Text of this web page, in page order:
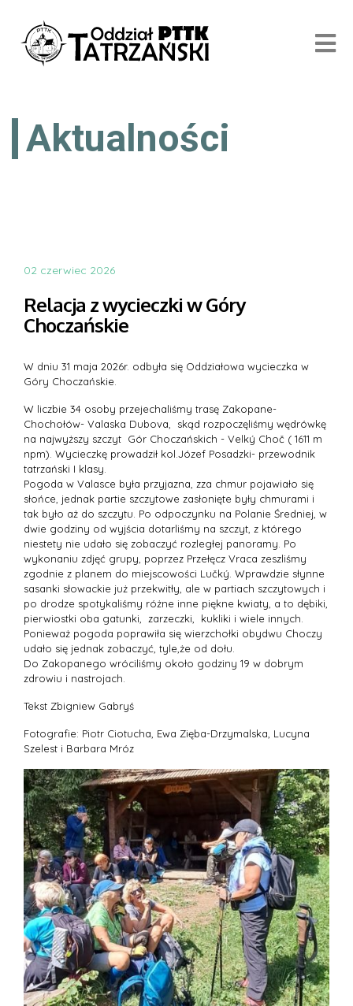
Aktualności
02 czerwiec 2026
Relacja z wycieczki w Góry
Choczańskie
W dniu 31 maja 2026r. odbyła się Oddziałowa wycieczka w
Góry Choczańskie.
W liczbie 34 osoby przejechaliśmy trasę Zakopane-
Chochołów- Valaska Dubova, skąd rozpoczęliśmy wędrówkę
na najwyższy szczyt Gór Choczańskich - Velký Choč ( 1611 m
npm). Wycieczkę prowadził kol.Józef Posadzki- przewodnik
tatrzański I klasy.
Pogoda w Valasce była przyjazna, zza chmur pojawiało się
słońce, jednak partie szczytowe zasłonięte były chmurami i
tak było aż do szczytu. Po odpoczynku na Polanie Średniej, w
dwie godziny od wyjścia dotarliśmy na szczyt, z którego
niestety nie udało się zobaczyć rozległej panoramy. Po
wykonaniu zdjęć grupy, poprzez Przełęcz Vraca zeszliśmy
zgodnie z planem do miejscowości Lučký. Wprawdzie słynne
sasanki słowackie już przekwitły, ale w partiach szczytowych i
po drodze spotykaliśmy różne inne piękne kwiaty, a to dębiki,
pierwiostki oba gatunki, zarzeczki, kukliki i wiele innych.
Ponieważ pogoda poprawiła się wierzchołki obydwu Choczy
udało się jednak zobaczyć, tyle,że od dołu.
Do Zakopanego wróciliśmy około godziny 19 w dobrym
zdrowiu i nastrojach.
Tekst Zbigniew Gabryś
Fotografie: Piotr Ciotucha, Ewa Zięba-Drzymalska, Lucyna
Szelest i Barbara Mróz